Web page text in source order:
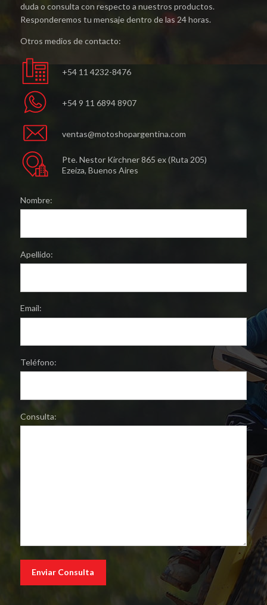
duda o consulta con respecto a nuestros productos.
Responderemos tu mensaje dentro de las 24 horas.
Otros medios de contacto:
+54 11 4232-8476
+54 9 11 6894 8907
ventas@motoshopargentina.com
Pte. Nestor Kirchner 865 ex (Ruta 205)
Ezeiza, Buenos Aires
Nombre:
Apellido:
Email:
Teléfono:
Consulta: